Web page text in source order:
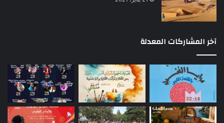
آخر المشاركات المعدلة